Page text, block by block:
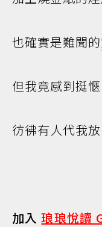
也確實是難聞的
但我竟感到挺
彷彿有人代我
加入琅琅悅讀